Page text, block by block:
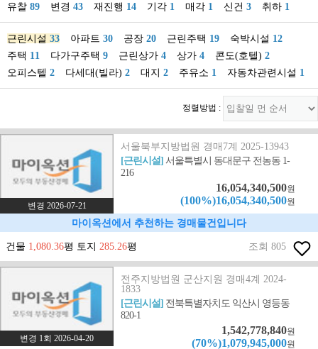
유찰 89 변경 43 재진행 14 기각 1 매각 1 신건 3 취하 1
근린시설 33 아파트 30 공장 20 근린주택 19 숙박시설 12
주택 11 다가구주택 9 근린상가 4 상가 4 콘도(호텔) 2
오피스텔 2 다세대(빌라) 2 대지 2 주유소 1 자동차관련시설 1
정렬방법 :
변경 2026-07-21
서울북부지방법원 경매7계 2025-13943
[근린시설]서울특별시 동대문구 전농동 1-
216
16,054,340,500원
(100%)16,054,340,500원
마이옥션에서 추천하는 경매물건입니다
건물 1,080.36평 토지 285.26평 조회 805
변경 1회 2026-04-20
전주지방법원 군산지원 경매4계 2024-
1833
[근린시설] 전북특별자치도 익산시 영등동
820-1
1,542,778,840원
(70%)1,079,945,000원